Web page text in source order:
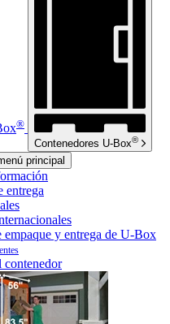
®
Contenedores U-Box®
principal
entrega
empaque y entrega de U-Box
contenedor